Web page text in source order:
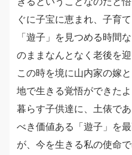
ぐに子宝に恵まれ、子育
「遊子」を見つめる時間
のままなんとなく老後を
この時を境に山内家の嫁
地で生きる覚悟ができた
暮らす子供達に、土俵で
べき価値ある「遊子」を
が、今を生きる私の使命